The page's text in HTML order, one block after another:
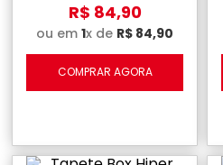
R$ 84,90
ou em 1x de R$ 84,90
COMPRAR AGORA